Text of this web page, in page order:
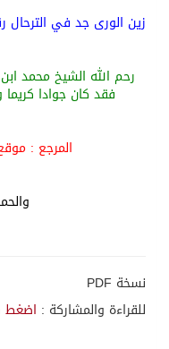
زين الورى جد في الترحال
رحم الله الشيخ محمد
فقد كان جوادا
المرجع :
نسخة PDF
للقراءة والمشاركة : اضغط